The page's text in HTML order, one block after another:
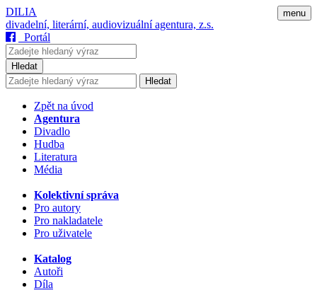
menu
DILIA
divadelní, literární, audiovizuální agentura, z.s.
Portál
Hledat
Hledat
Zpět na úvod
Agentura
Divadlo
Hudba
Literatura
Média
Kolektivní správa
Pro autory
Pro nakladatele
Pro uživatele
Katalog
Autoři
Díla